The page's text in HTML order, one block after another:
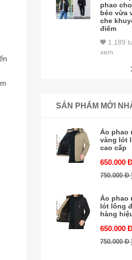
phao
béo vừa
che
điểm
1.189
xem
SẢN PHẨM MỚI
Áo phao
vàng lót
cao cấp
650.000
750.000 Đ
Áo phao
lót lông
hàng
650.000
750.000 Đ